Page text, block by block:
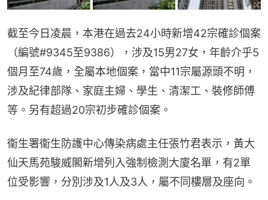
截至今日凌晨，本港在過去24小時新增42宗確診個案
（編號#9345至9386），涉及15男27女，年齡介乎5
個月至74歲，全屬本地個案，當中11宗屬源頭不明，
涉及紀律部隊、家庭主婦、學生、清潔工、裝修師傅
等。另有超過20宗初步確診個案。
衞生署衞生防護中心傳染病處主任張竹君表示，黃大
仙天馬苑駿威閣新增列入強制檢測大廈名單，有2單
位受影響，分別涉及1人及3人，屬不同樓層及座向。